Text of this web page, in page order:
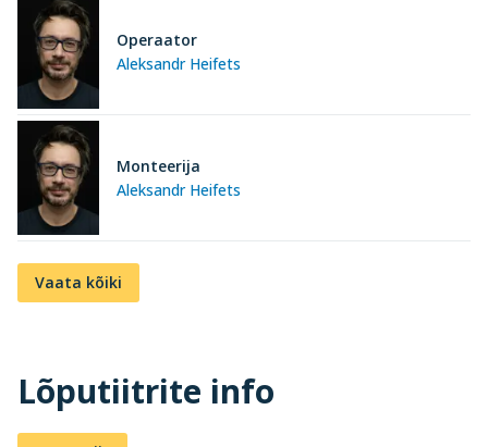
Aleksandr Heifets
Operaator
Aleksandr Heifets
Monteerija
Vaata kõiki
Lõputiitrite info